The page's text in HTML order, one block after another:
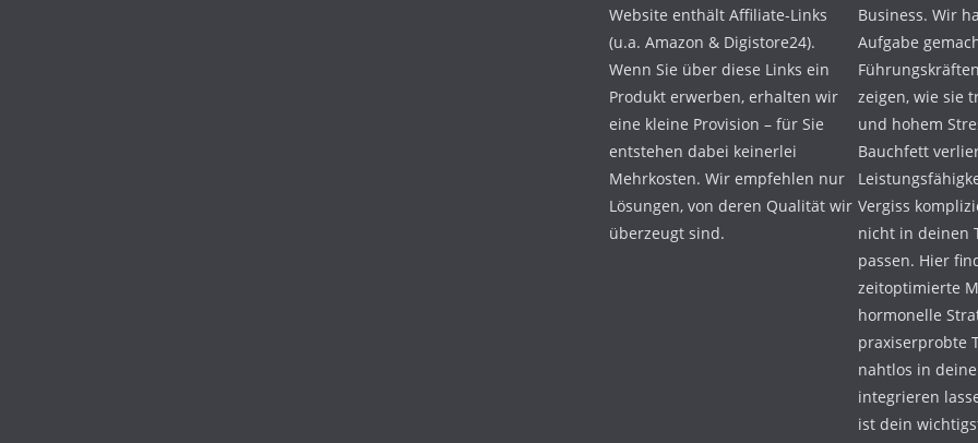
Website enthält Affiliate-Links
(u.a. Amazon & Digistore24).
Wenn Sie über diese Links ein
Produkt erwerben, erhalten wir
eine kleine Provision – für Sie
entstehen dabei keinerlei
Mehrkosten. Wir empfehlen nur
Lösungen, von deren Qualität wir
überzeugt sind.
Business. Wir
Aufgabe
zeigen, wie sie
und hohem
Bauchfett
Vergiss
nicht in deinen
passen. Hier
zeitoptimierte
hormonelle
praxiserprobte
nahtlos in
integrieren
ist dein